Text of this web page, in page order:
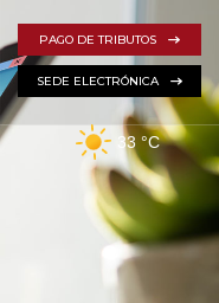
33 °C
PAGO DE TRIBUTOS
SEDE ELECTRÓNICA